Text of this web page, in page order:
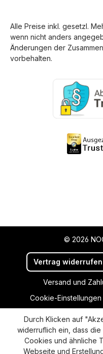
Alle Preise inkl. gesetzl.
wenn nicht anders
Änderungen der
vorbehalten.
© 2026
Vertrag widerrufen
Versand und
Cookie-Einstellungen
Durch Klicken auf
widerruflich ein, dass die
Cookies und ähnliche
Webseite und